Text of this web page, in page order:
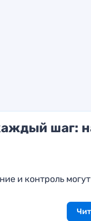
шаг:
и контроль